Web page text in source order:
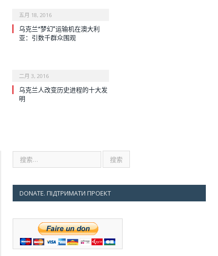
五月 18, 2016
乌克兰“梦幻”运输机在澳大利
亚：引数千群众围观
二月 3, 2016
乌克兰人改变历史进程的十大发
明
DONATE. ПІДТРИМАТИ ПРОЕКТ